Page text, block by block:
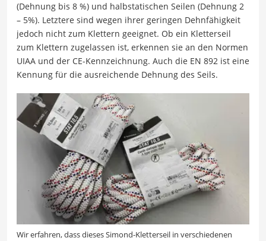
(Dehnung bis 8 %) und halbstatischen Seilen (Dehnung 2
– 5%). Letztere sind wegen ihrer geringen Dehnfähigkeit
jedoch nicht zum Klettern geeignet. Ob ein Kletterseil
zum Klettern zugelassen ist, erkennen sie an den Normen
UIAA und der CE-Kennzeichnung. Auch die EN 892 ist eine
Kennung für die ausreichende Dehnung des Seils.
Wir erfahren, dass dieses Simond-Kletterseil in verschiedenen